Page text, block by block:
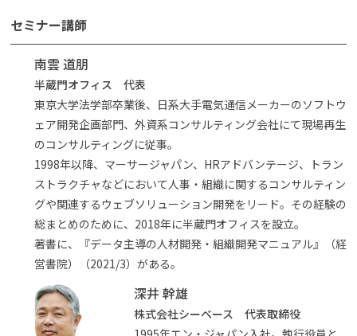
セミナー講師
南雲 道朋
半蔵門オフィス 代表
東京大学法学部卒業後、日系大手電気通信メーカーのソフトウ
ェア開発企画部門、外資系コンサルティング会社にて現場再生
のコンサルティングに従事。
1998年以降、マーサージャパン、HRアドバンテージ、トラン
ストラクチャなどにおいて人事・組織に関するコンサルティン
グや関連するウェブソリューション開発をリード。その経験の
総まとめのために、2018年に半蔵門オフィスを設立。
著書に、『データ主導の人材開発・組織開発マニュアル』（経
営書院）（2021/3）がある。
深井 幹雄
株式会社シーベース 代表取締役